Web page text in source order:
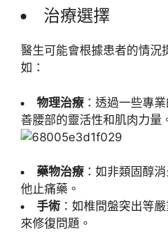
治療選擇
醫生可能會根據患者的情況
如：
物理治療：透過一些專
善腰部的靈活性和肌肉力量
藥物治療：如非類固醇
他止痛藥。
手術 ：如椎間盤突出等
來修復問題。